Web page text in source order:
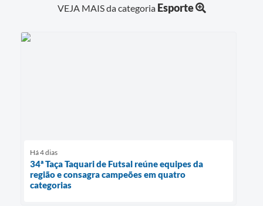
VEJA MAIS da categoria Esporte
Há 4 dias
34ª Taça Taquari de Futsal reúne equipes da
região e consagra campeões em quatro
categorias